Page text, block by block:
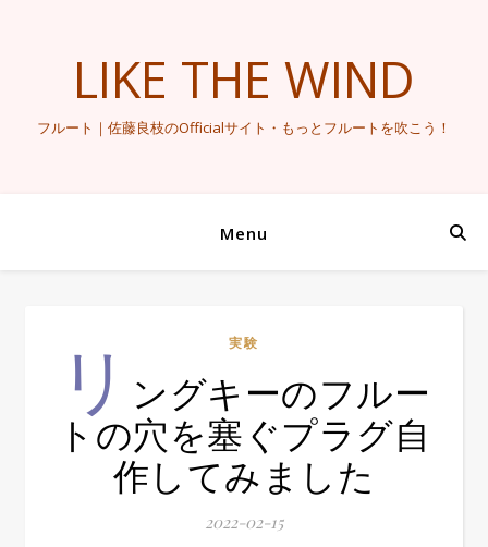
LIKE THE WIND
フルート｜佐藤良枝のOfficialサイト・もっとフルートを吹こう！
Menu
実験
リ ングキーのフルー
トの穴を塞ぐプラグ自
作してみました
2022-02-15